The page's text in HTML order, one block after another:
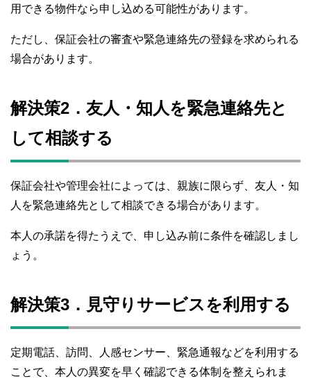
用できる物件なら申し込める可能性があります。
ただし、保証会社の審査や緊急連絡先の登録を求められる
場合があります。
解決策2．友人・知人を緊急連絡先と
して相談する
保証会社や管理会社によっては、親族に限らず、友人・知
人を緊急連絡先として相談できる場合があります。
本人の承諾を得たうえで、申し込み前に条件を確認しまし
ょう。
解決策3．見守りサービスを利用する
定期電話、訪問、人感センサー、緊急通報などを利用する
ことで、本人の異変を早く確認できる体制を整えられま